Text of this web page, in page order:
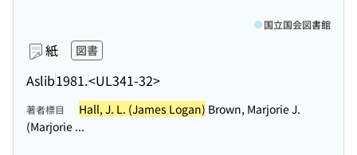
紙 図書
Aslib1981.<UL341-32>
国立国会図書館
著者標目 Hall, J. L. (James Logan) Brown, Marjorie J.
(Marjorie ...